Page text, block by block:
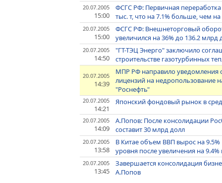
20.07.2005
15:00
ФСГС РФ: Первичная переработка
тыс. т, что на 7.1% больше, чем
20.07.2005
15:00
ФСГС РФ: Внешнеторговый
увеличился на 36% до 136.2 млрд
20.07.2005
14:50
"ГТ-ТЭЦ Энерго" заключило
строительстве газотурбинных
20.07.2005
14:39
МПР РФ направило
лицензий на
"Роснефть"
20.07.2005
14:21
Японский фондовый рынок в
20.07.2005
14:09
А.Попов: После консолидации
составит 30 млрд долл
20.07.2005
13:58
В Китае объем ВВП вырос на
уровня после увеличения на 9.4%
20.07.2005
13:45
Завершается консолидация
А.Попов